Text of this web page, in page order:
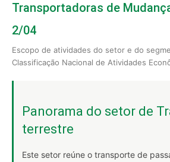
Transportadoras de
2/04
Escopo de atividades do setor e do
Classificação Nacional de Atividades
Panorama do setor de
terrestre
Este setor reúne o transporte de